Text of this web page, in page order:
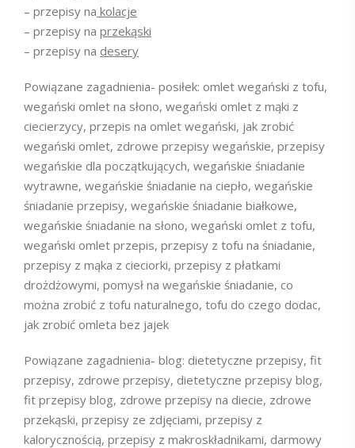
– przepisy na kolacje
– przepisy na przekąski
– przepisy na desery
Powiązane zagadnienia- posiłek: omlet wegański z tofu,
wegański omlet na słono, wegański omlet z mąki z
ciecierzycy, przepis na omlet wegański, jak zrobić
wegański omlet, zdrowe przepisy wegańskie, przepisy
wegańskie dla początkujących, wegańskie śniadanie
wytrawne, wegańskie śniadanie na ciepło, wegańskie
śniadanie przepisy, wegańskie śniadanie białkowe,
wegańskie śniadanie na słono, wegański omlet z tofu,
wegański omlet przepis, przepisy z tofu na śniadanie,
przepisy z mąka z cieciorki, przepisy z płatkami
drożdżowymi, pomysł na wegańskie śniadanie, co
można zrobić z tofu naturalnego, tofu do czego dodac,
jak zrobić omleta bez jajek
Powiązane zagadnienia- blog: dietetyczne przepisy, fit
przepisy, zdrowe przepisy, dietetyczne przepisy blog,
fit przepisy blog, zdrowe przepisy na diecie, zdrowe
przekąski, przepisy ze zdjęciami, przepisy z
kalorycznością, przepisy z makroskładnikami, darmowy